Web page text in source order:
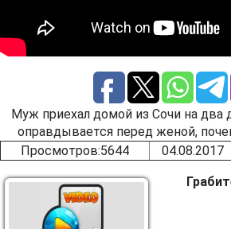
Муж приехал домой из Сочи на два
оправдывается перед женой,
Просмотров:5644 04.08.2017